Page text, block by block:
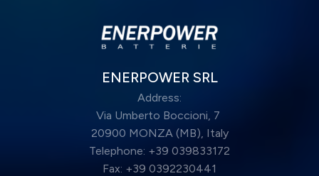
ENERPOWER SRL
Address:
Via Umberto Boccioni, 7
20900 MONZA (MB), Italy
Telephone: +39 039833172
Fax: +39 0392230441